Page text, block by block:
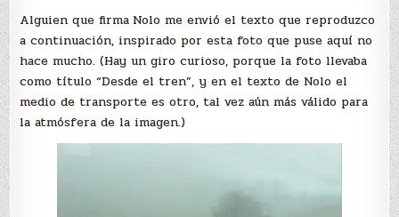
Alguien que firma Nolo me envió el texto que reproduzco
a continuación, inspirado por esta foto que puse aquí no
hace mucho. (Hay un giro curioso, porque la foto llevaba
como título “Desde el tren”, y en el texto de Nolo el
medio de transporte es otro, tal vez aún más válido para
la atmósfera de la imagen.)